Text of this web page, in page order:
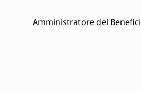
Amministratore dei Benefici